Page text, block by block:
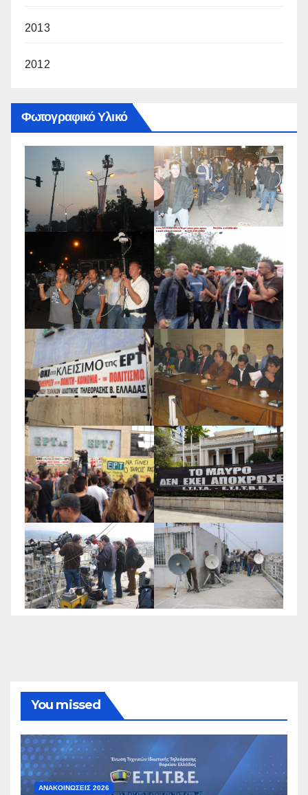
2013
2012
Φωτογραφικό Υλικό
You missed
ΑΝΑΚΟΙΝΏΣΕΙΣ 2026